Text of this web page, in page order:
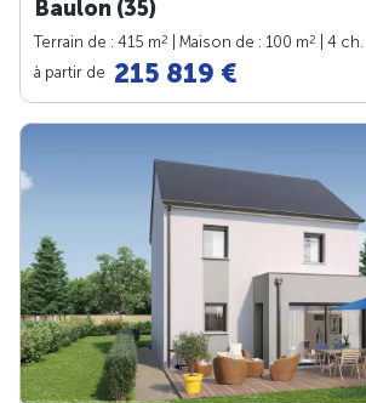
Baulon (35)
Terrain de : 415 m2 | Maison de : 100 m2
| 4 ch.
à partir de 215 819 €